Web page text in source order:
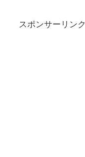
スポンサーリンク